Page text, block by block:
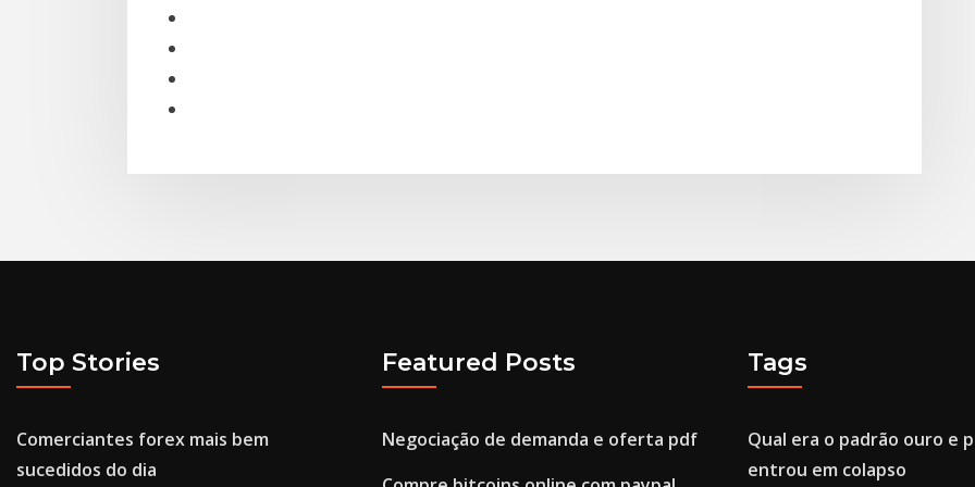
Top Stories
Comerciantes forex mais bem
sucedidos do dia
Featured Posts
Negociação de demanda e oferta pdf
Tags
Qual era o padrão ouro e
entrou em colapso